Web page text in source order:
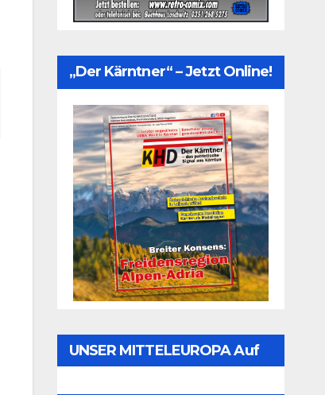
„Der Kärntner“ – Jetzt Online!
UNSER MITTELEUROPA Auf